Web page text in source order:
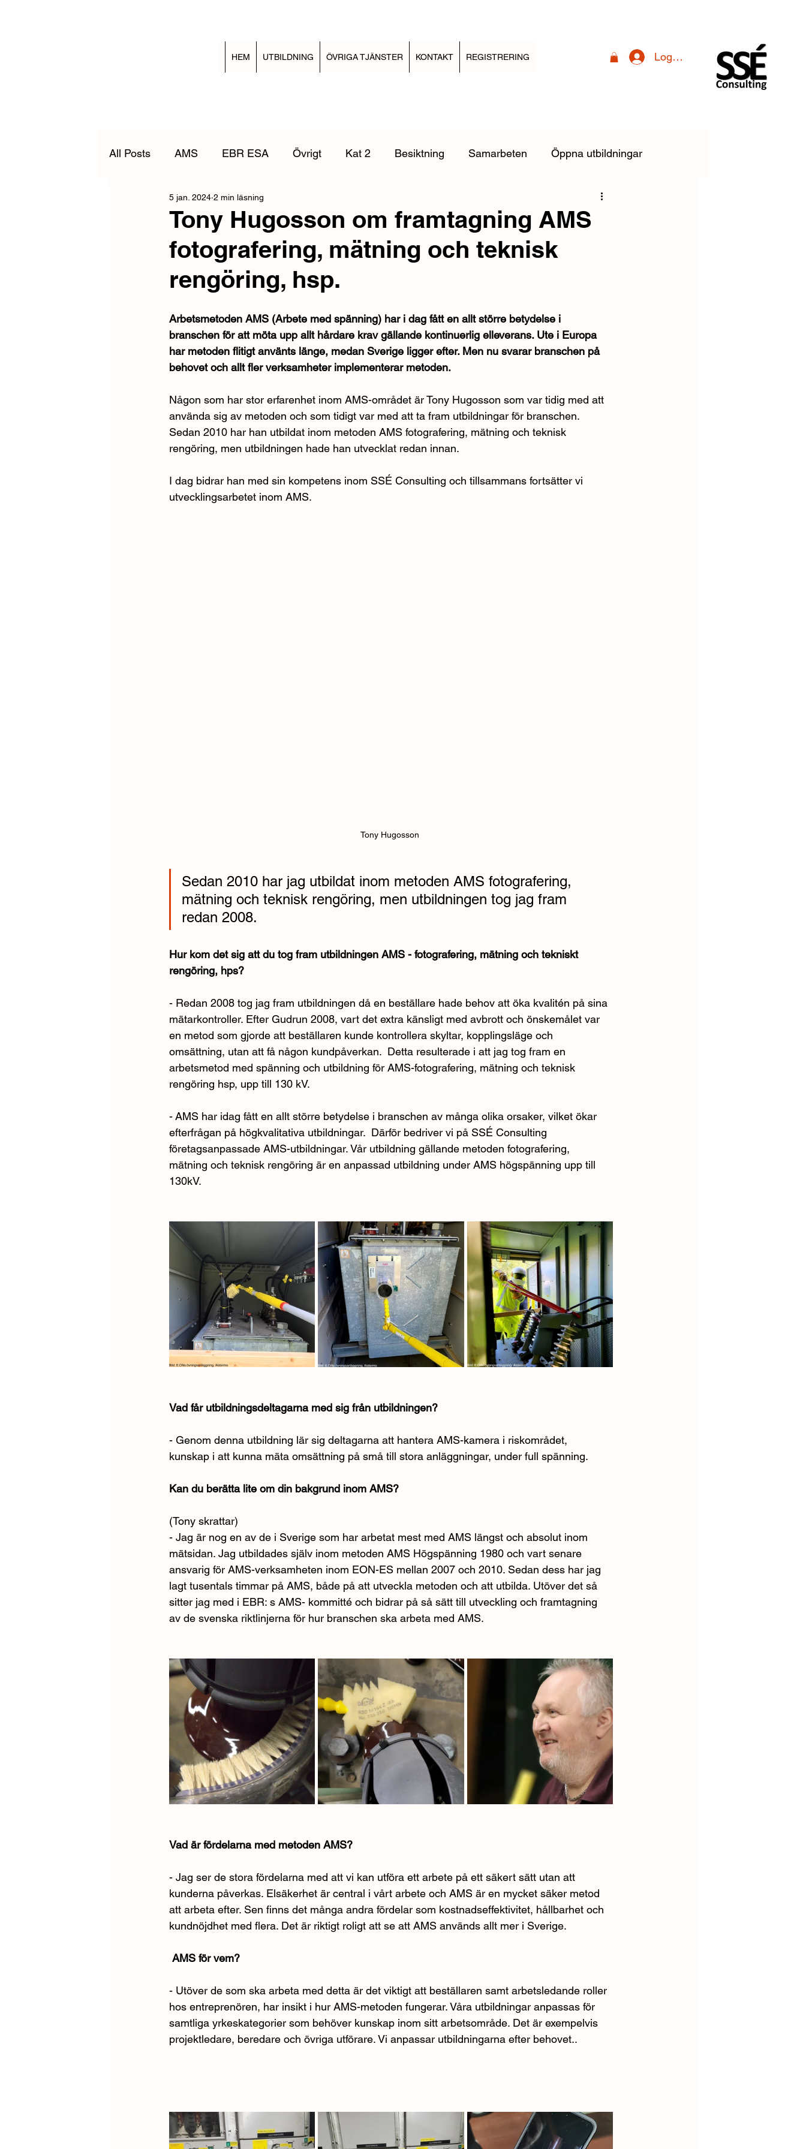
HEM UTBILDNING ÖVRIGA TJÄNSTER KONTAKT REGISTRERING Logga in
All Posts AMS EBR ESA Övrigt Kat 2 Besiktning Samarbeten Öppna utbildningar
Nedtagning av nödställd Elinstallationsreglerna
Tony Hugosson om framtagning AMS
fotografering, mätning och teknisk
rengöring, hsp.
5 jan. 2024 2 min läsning
Arbetsmetoden AMS (Arbete med spänning) har i dag fått en allt större betydelse i
branschen för att möta upp allt hårdare krav gällande kontinuerlig elleverans. Ute i Europa
har metoden flitigt använts länge, medan Sverige ligger efter. Men nu svarar branschen på
behovet och allt fler verksamheter implementerar metoden.
Någon som har stor erfarenhet inom AMS-området är Tony Hugosson som var tidig med att
använda sig av metoden och som tidigt var med att ta fram utbildningar för branschen.
Sedan 2010 har han utbildat inom metoden AMS fotografering, mätning och teknisk
rengöring, men utbildningen hade han utvecklat redan innan.
I dag bidrar han med sin kompetens inom SSÉ Consulting och tillsammans fortsätter vi
utvecklingsarbetet inom AMS.
Tony Hugosson
Sedan 2010 har jag utbildat inom metoden AMS fotografering,
mätning och teknisk rengöring, men utbildningen tog jag fram
redan 2008.
Hur kom det sig att du tog fram utbildningen AMS - fotografering, mätning och tekniskt
rengöring, hps?
- Redan 2008 tog jag fram utbildningen då en beställare hade behov att öka kvalitén på sina
mätarkontroller. Efter Gudrun 2008, vart det extra känsligt med avbrott och önskemålet var
en metod som gjorde att beställaren kunde kontrollera skyltar, kopplingsläge och
omsättning, utan att få någon kundpåverkan.  Detta resulterade i att jag tog fram en
arbetsmetod med spänning och utbildning för AMS-fotografering, mätning och teknisk
rengöring hsp, upp till 130 kV.
- AMS har idag fått en allt större betydelse i branschen av många olika orsaker, vilket ökar
efterfrågan på högkvalitativa utbildningar.  Därför bedriver vi på SSÉ Consulting
företagsanpassade AMS-utbildningar. Vår utbildning gällande metoden fotografering,
mätning och teknisk rengöring är en anpassad utbildning under AMS högspänning upp till
130kV.
Vad får utbildningsdeltagarna med sig från utbildningen?
- Genom denna utbildning lär sig deltagarna att hantera AMS-kamera i riskområdet,
kunskap i att kunna mäta omsättning på små till stora anläggningar, under full spänning.
Kan du berätta lite om din bakgrund inom AMS?
(Tony skrattar)
- Jag är nog en av de i Sverige som har arbetat mest med AMS längst och absolut inom
mätsidan. Jag utbildades själv inom metoden AMS Högspänning 1980 och vart senare
ansvarig för AMS-verksamheten inom EON-ES mellan 2007 och 2010. Sedan dess har jag
lagt tusentals timmar på AMS, både på att utveckla metoden och att utbilda. Utöver det så
sitter jag med i EBR: s AMS- kommitté och bidrar på så sätt till utveckling och framtagning
av de svenska riktlinjerna för hur branschen ska arbeta med AMS.
Vad är fördelarna med metoden AMS?
- Jag ser de stora fördelarna med att vi kan utföra ett arbete på ett säkert sätt utan att
kunderna påverkas. Elsäkerhet är central i vårt arbete och AMS är en mycket säker metod
att arbeta efter. Sen finns det många andra fördelar som kostnadseffektivitet, hållbarhet och
kundnöjdhet med flera. Det är riktigt roligt att se att AMS används allt mer i Sverige.
AMS för vem?
- Utöver de som ska arbeta med detta är det viktigt att beställaren samt arbetsledande roller
hos entreprenören, har insikt i hur AMS-metoden fungerar. Våra utbildningar anpassas för
samtliga yrkeskategorier som behöver kunskap inom sitt arbetsområde. Det är exempelvis
projektledare, beredare och övriga utförare. Vi anpassar utbildningarna efter behovet..